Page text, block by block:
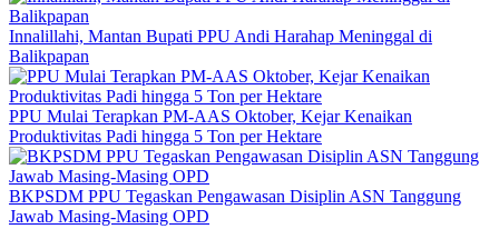
Innalillahi, Mantan Bupati PPU Andi Harahap Meninggal di
Balikpapan
PPU Mulai Terapkan PM-AAS Oktober, Kejar Kenaikan
Produktivitas Padi hingga 5 Ton per Hektare
BKPSDM PPU Tegaskan Pengawasan Disiplin ASN Tanggung
Jawab Masing-Masing OPD